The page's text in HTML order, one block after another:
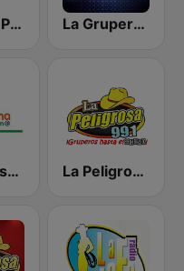
Radio La Patrona La Grupera 502
La Sabrosona La Peligrosa Sur